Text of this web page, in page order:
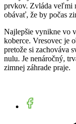
prvkov. Zvláda veľmi
obávať, že by počas
Najlepšie vynikne vo
koberce. Vresovec je
pretože si zachováva
nulu. Je nenáročný,
zimnej záhrade praje.